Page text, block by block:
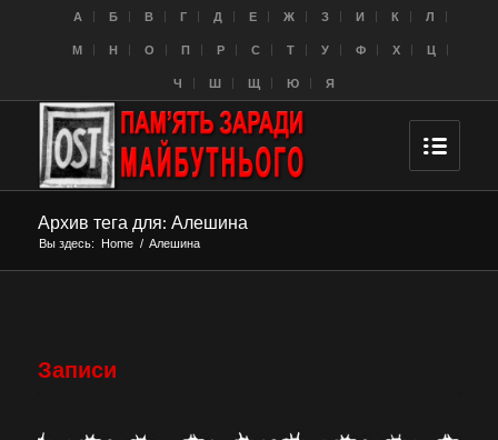
A Б В Г Д Е Ж З И К Л
M Н О П Р С Т У Ф Х Ц
Ч Ш Щ Ю Я
Архив тега для: Алешина
Вы здесь: Home / Алешина
Записи